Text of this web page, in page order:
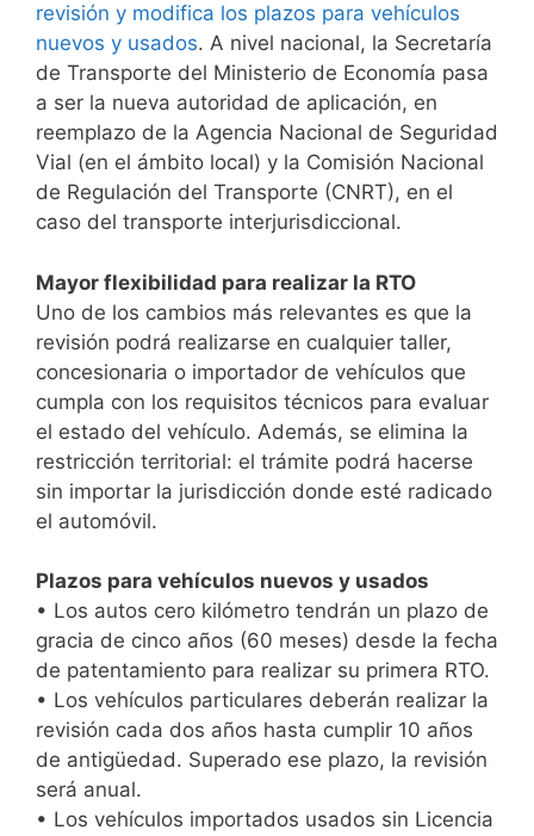
revisión y modifica los plazos para vehículos
nuevos y usados. A nivel nacional, la Secretaría
de Transporte del Ministerio de Economía pasa
a ser la nueva autoridad de aplicación, en
reemplazo de la Agencia Nacional de Seguridad
Vial (en el ámbito local) y la Comisión Nacional
de Regulación del Transporte (CNRT), en el
caso del transporte interjurisdiccional.
Mayor flexibilidad para realizar la RTO
Uno de los cambios más relevantes es que la
revisión podrá realizarse en cualquier taller,
concesionaria o importador de vehículos que
cumpla con los requisitos técnicos para evaluar
el estado del vehículo. Además, se elimina la
restricción territorial: el trámite podrá hacerse
sin importar la jurisdicción donde esté radicado
el automóvil.
Plazos para vehículos nuevos y usados
• Los autos cero kilómetro tendrán un plazo de
gracia de cinco años (60 meses) desde la fecha
de patentamiento para realizar su primera RTO.
• Los vehículos particulares deberán realizar la
revisión cada dos años hasta cumplir 10 años
de antigüedad. Superado ese plazo, la revisión
será anual.
• Los vehículos importados usados sin Licencia